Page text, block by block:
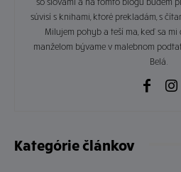
súvisí s knihami, ktoré prekladám, s
Milujem pohyb a teší ma, keď sa
manželom bývame v malebnom
Belá.
Kategórie článkov